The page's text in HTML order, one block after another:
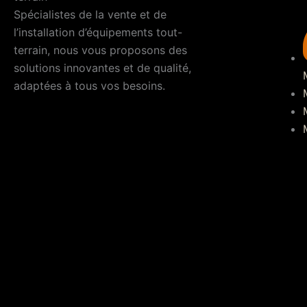
Spécialistes de la vente et de
l’installation d’équipements tout-
terrain, nous vous proposons des
solutions innovantes et de qualité,
adaptées à tous vos besoins.